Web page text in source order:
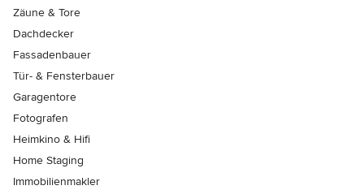
Zäune & Tore
Dachdecker
Fassadenbauer
Tür- & Fensterbauer
Garagentore
Fotografen
Heimkino & Hifi
Home Staging
Immobilienmakler